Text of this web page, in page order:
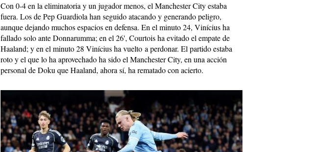
Con 0-4 en la eliminatoria y un jugador menos, el Manchester City estaba
fuera. Los de Pep Guardiola han seguido atacando y generando peligro,
aunque dejando muchos espacios en defensa. En el minuto 24, Vinícius ha
fallado solo ante Donnarumma; en el 26', Courtois ha evitado el empate de
Haaland; y en el minuto 28 Vinícius ha vuelto a perdonar. El partido estaba
roto y el que lo ha aprovechado ha sido el Manchester City, en una acción
personal de Doku que Haaland, ahora sí, ha rematado con acierto.